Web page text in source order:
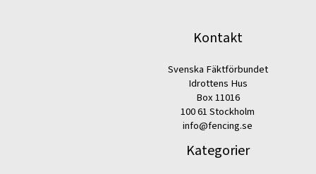
Kontakt
Svenska Fäktförbundet
Idrottens Hus
Box 11016
100 61 Stockholm
info@fencing.se
Kategorier